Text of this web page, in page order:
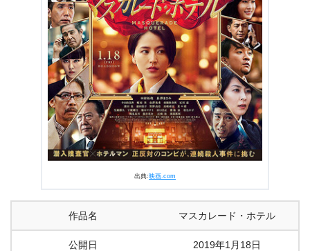
出典:映画.com
作品名 マスカレード・ホテル
公開日 2019年1月18日